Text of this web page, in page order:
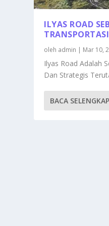
ILYAS ROAD
TRANSPORTASI
oleh admin | Mar 10,
Ilyas Road Adalah
Dan Strategis
BACA